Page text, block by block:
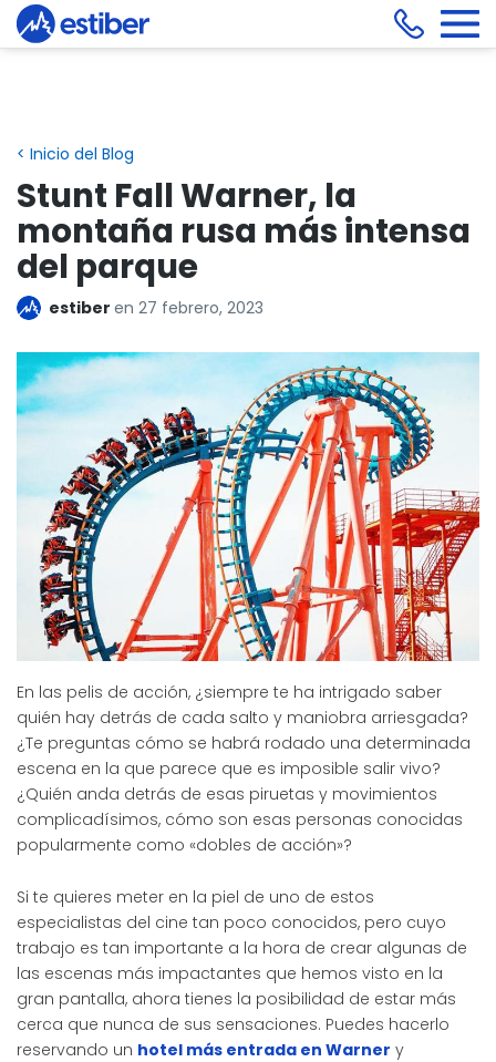
< Inicio del Blog
Stunt Fall Warner, la
montaña rusa más intensa
del parque
estiber en 27 febrero, 2023
En las pelis de acción, ¿siempre te ha intrigado saber
quién hay detrás de cada salto y maniobra arriesgada?
¿Te preguntas cómo se habrá rodado una determinada
escena en la que parece que es imposible salir vivo?
¿Quién anda detrás de esas piruetas y movimientos
complicadísimos, cómo son esas personas conocidas
popularmente como «dobles de acción»?
Si te quieres meter en la piel de uno de estos
especialistas del cine tan poco conocidos, pero cuyo
trabajo es tan importante a la hora de crear algunas de
las escenas más impactantes que hemos visto en la
gran pantalla, ahora tienes la posibilidad de estar más
cerca que nunca de sus sensaciones. Puedes hacerlo
reservando un hotel más entrada en Warner y